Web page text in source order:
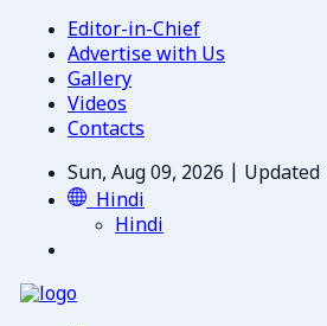
Editor-in-Chief
Advertise with Us
Gallery
Videos
Contacts
Sun, Aug 09, 2026 | Updated
Hindi
Hindi